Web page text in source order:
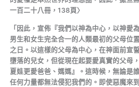
一百二十八冊，138頁〉
「因此，宣佈『我們以神為中心，以神愛
男生和女生完全合一的人類最初的父母位
之日。以這樣的父母為中心，在神面前宣
墮落的兒女，但從現在起要愛真實的父母
夏娃更愛爸爸、媽媽』。這時候，無論是
任何力量都無法侵犯我們的。即使惡魔來